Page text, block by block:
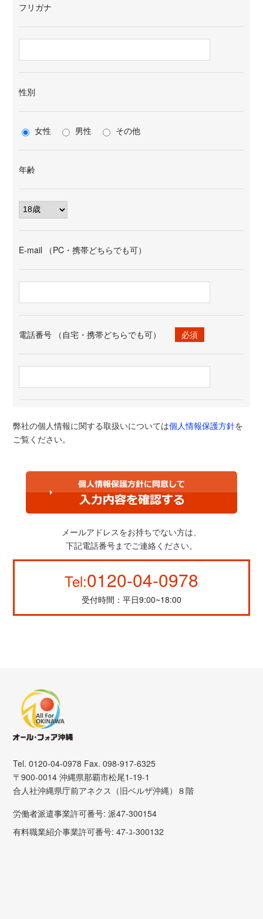
フリガナ
性別
女性 男性 その他
年齢
E-mail （PC・携帯どちらでも可）
電話番号 （自宅・携帯どちらでも可） 必須
弊社の個人情報に関する取扱いについては個人情報保護方針を
ご覧ください。
メールアドレスをお持ちでない方は、
下記電話番号までご連絡ください。
Tel:0120-04-0978
受付時間：平日9:00~18:00
Tel. 0120-04-0978 Fax. 098-917-6325
〒900-0014 沖縄県那覇市松尾1-19-1
合人社沖縄県庁前アネクス（旧ベルザ沖縄）８階
労働者派遣事業許可番号: 派47-300154
有料職業紹介事業許可番号: 47-ﾕ-300132